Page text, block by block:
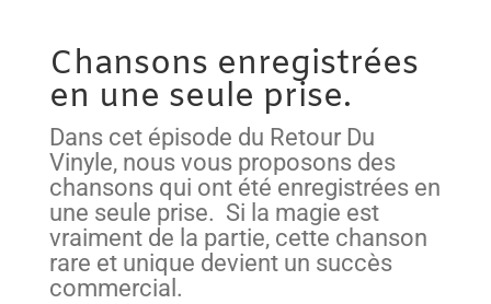
Chansons enregistrées
en une seule prise.
Dans cet épisode du Retour Du
Vinyle, nous vous proposons des
chansons qui ont été enregistrées en
une seule prise. Si la magie est
vraiment de la partie, cette chanson
rare et unique devient un succès
commercial.